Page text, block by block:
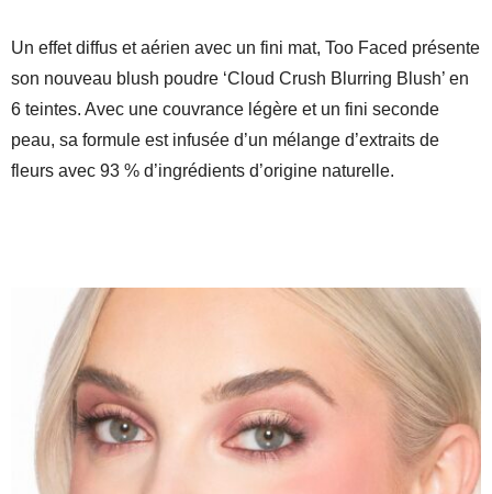
Un effet diffus et aérien avec un fini mat, Too Faced présente
son nouveau blush poudre ‘Cloud Crush Blurring Blush’ en
6 teintes. Avec une couvrance légère et un fini seconde
peau, sa formule est infusée d’un mélange d’extraits de
fleurs avec 93 % d’ingrédients d’origine naturelle.